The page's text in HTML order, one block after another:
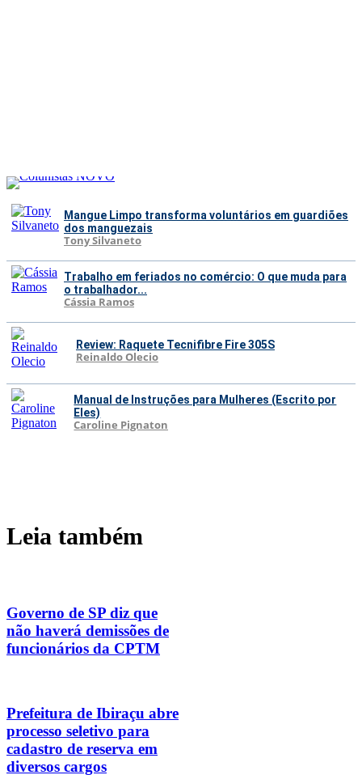
Mangue Limpo transforma voluntários em guardiões
dos manguezais
Tony Silvaneto
Trabalho em feriados no comércio: O que muda para
o trabalhador...
Cássia Ramos
Review: Raquete Tecnifibre Fire 305S
Reinaldo Olecio
Manual de Instruções para Mulheres (Escrito por
Eles)
Caroline Pignaton
Leia também
Governo de SP diz que
não haverá demissões de
funcionários da CPTM
Prefeitura de Ibiraçu abre
processo seletivo para
cadastro de reserva em
diversos cargos